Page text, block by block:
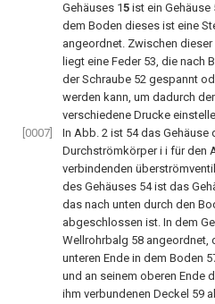
Gehäuses 15 ist ein
dem Boden dieses ist eine
angeordnet. Zwischen dieser
liegt eine Feder 53, die nach
der Schraube 52 gespannt
werden kann, um dadurch
verschiedene Drucke
[0007]
In Abb. 2 ist 54 das Gehäuse
Durchströmkörper i i für den
verbindenden
des Gehäuses 54 ist das
das nach unten durch den
abgeschlossen ist. In dem
Wellrohrbalg 58 angeordnet,
unteren Ende in dem Boden
und an seinem oberen Ende
ihm verbundenen Deckel 59